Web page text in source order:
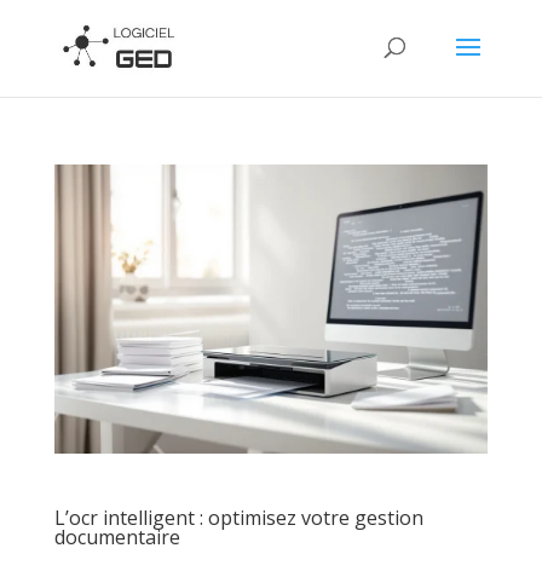
L’ocr intelligent : optimisez votre gestion
documentaire